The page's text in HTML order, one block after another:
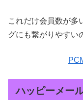
これだけ会員数が多
グにも繋がりやすい
ハッピーメー